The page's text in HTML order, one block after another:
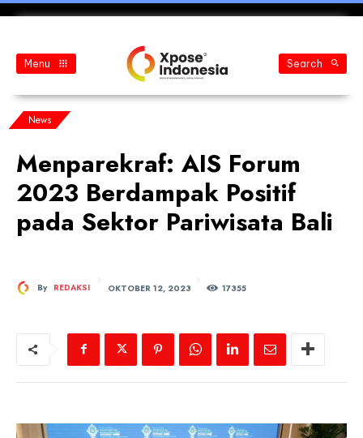
Menu Search
News
Menparekraf: AIS Forum
2023 Berdampak Positif
pada Sektor Pariwisata Bali
By REDAKSI OKTOBER 12, 2023 17355